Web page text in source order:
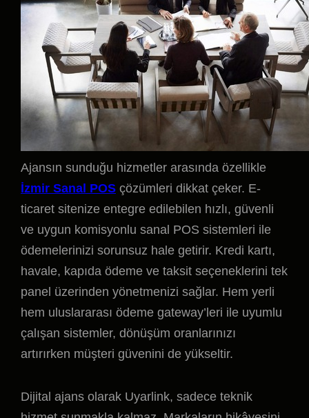
Ajansın sunduğu hizmetler arasında özellikle
İzmir Sanal POS çözümleri dikkat çeker. E-
ticaret sitenize entegre edilebilen hızlı, güvenli
ve uygun komisyonlu sanal POS sistemleri ile
ödemelerinizi sorunsuz hale getirir. Kredi kartı,
havale, kapıda ödeme ve taksit seçeneklerini tek
panel üzerinden yönetmenizi sağlar. Hem yerli
hem uluslararası ödeme gateway’leri ile uyumlu
çalışan sistemler, dönüşüm oranlarınızı
artırırken müşteri güvenini de yükseltir.
Dijital ajans olarak Uyarlink, sadece teknik